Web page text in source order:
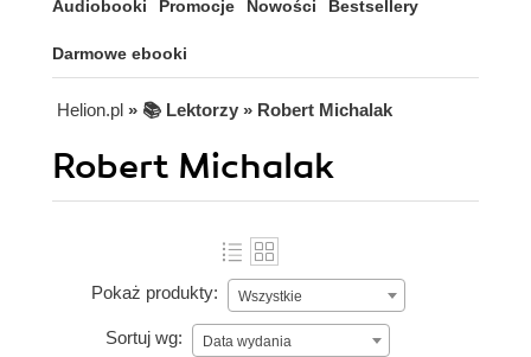
Audiobooki Promocje Nowości Bestsellery
Darmowe ebooki
Helion.pl » 📚 Lektorzy » Robert Michalak
Robert Michalak
Pokaż produkty: Wszystkie
Sortuj wg: Data wydania